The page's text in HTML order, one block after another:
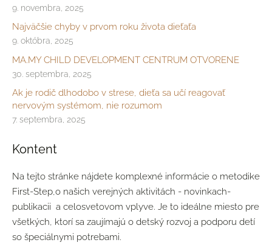
9. novembra, 2025
Najväčšie chyby v prvom roku života dieťaťa
9. októbra, 2025
MA.MY CHILD DEVELOPMENT CENTRUM OTVORENE
30. septembra, 2025
Ak je rodič dlhodobo v strese, dieťa sa učí reagovať
nervovým systémom, nie rozumom
7. septembra, 2025
Kontent
Na tejto stránke nájdete komplexné informácie o metodike
First‑Step,o našich verejných aktivitách - novinkach-
publikacii a celosvetovom vplyve. Je to ideálne miesto pre
všetkých, ktorí sa zaujímajú o detský rozvoj a podporu detí
so špeciálnymi potrebami.